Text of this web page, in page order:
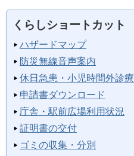
くらしショートカット
ハザードマップ
防災無線音声案内
休日急患・小児時間外診療
申請書ダウンロード
庁舎・駅前広場利用状況
証明書の交付
ゴミの収集・分別